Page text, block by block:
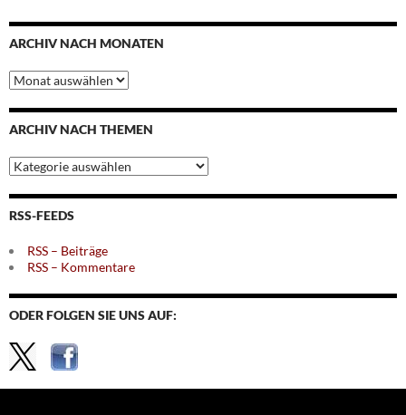
ARCHIV NACH MONATEN
Archiv
nach
Monaten
ARCHIV NACH THEMEN
Archiv
nach
Themen
RSS-FEEDS
RSS – Beiträge
RSS – Kommentare
ODER FOLGEN SIE UNS AUF: